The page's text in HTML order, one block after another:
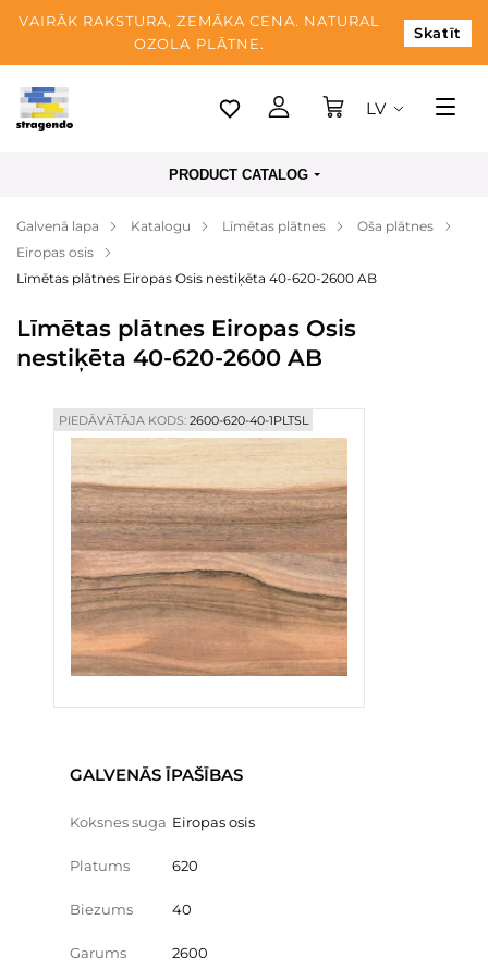
VAIRĀK RAKSTURA, ZEMĀKA CENA. NATURAL
OZOLA PLĀTNE.
Skatīt
Tallina
Apmaksa
Par mums
Blogs
Kontaktinformācija
LV
PRODUCT CATALOG
Galvenā lapa Katalogu Līmētas plātnes
Oša plātnes
Eiropas osis
Līmētas plātnes Eiropas Osis nestiķēta 40-620-2600 AB
Līmētas plātnes Eiropas Osis
nestiķēta 40-620-2600 AB
PIEDĀVĀTĀJA KODS:2600-620-40-1PLTSL
GALVENĀS ĪPAŠĪBAS
Koksnes suga Eiropas osis
Platums 620
Biezums 40
Garums 2600